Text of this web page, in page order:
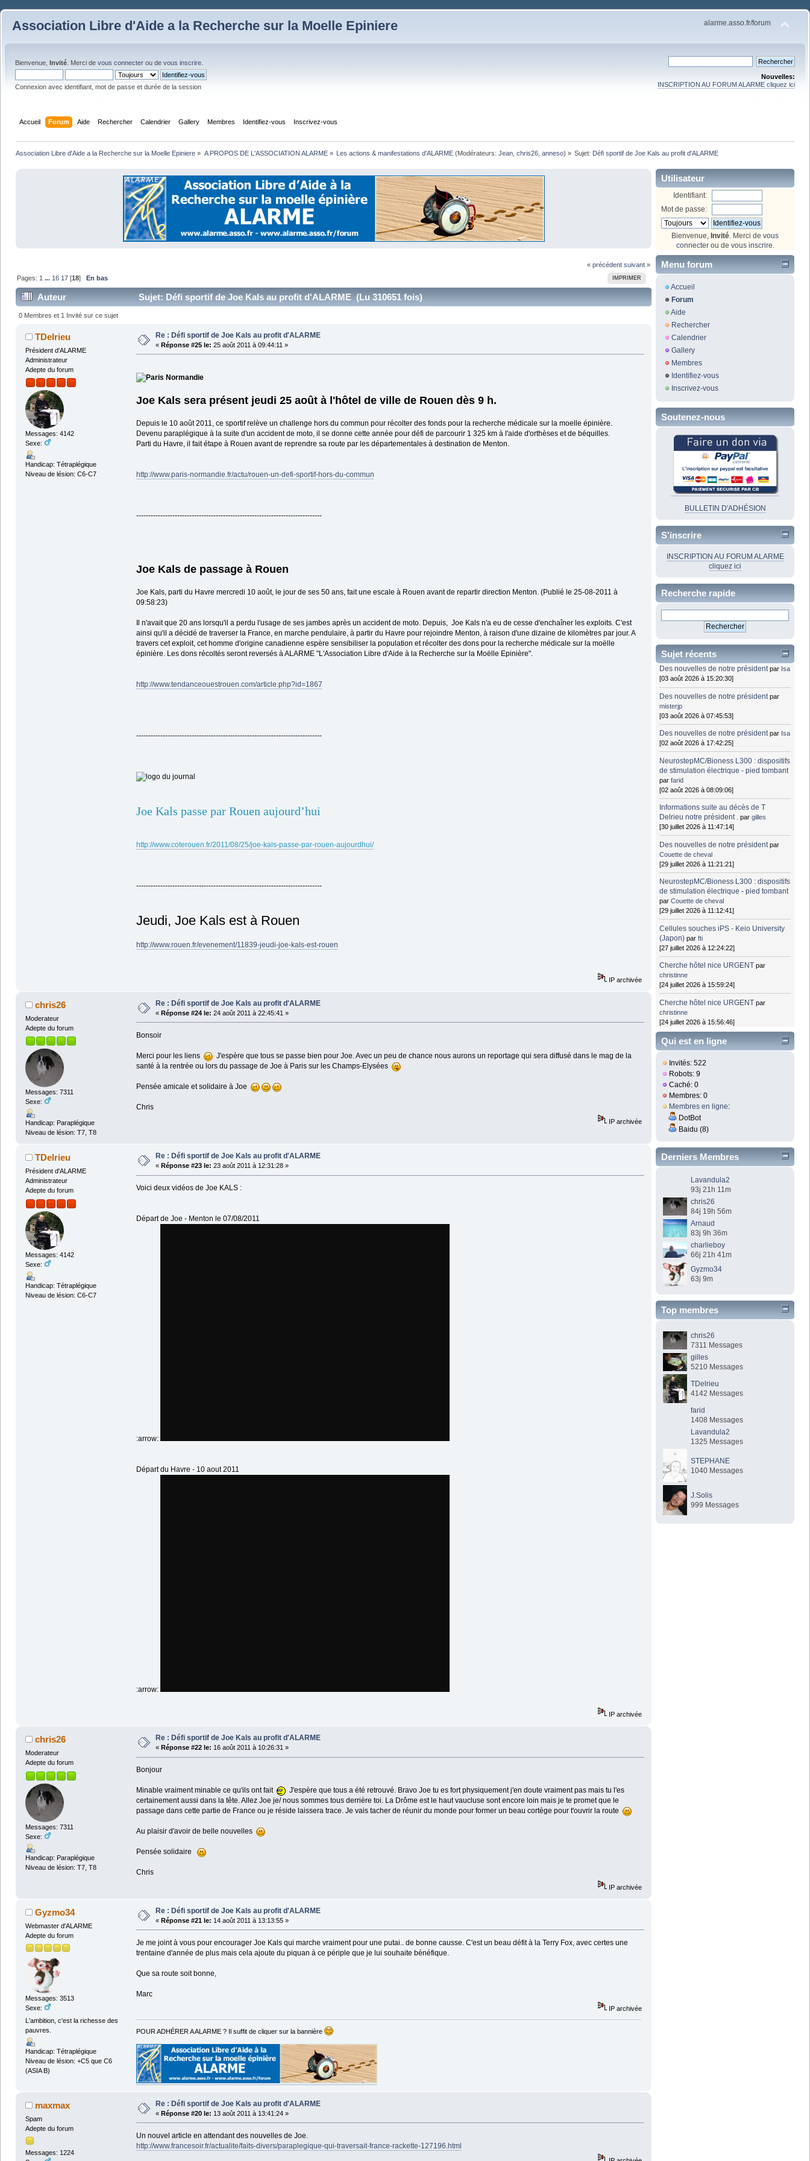
Association Libre d'Aide a la Recherche sur la Moelle Epiniere alarme.asso.fr/forum
Bienvenue, Invité . Merci de vous connecter ou de vous inscrire
Connexion avec identifiant, mot de passe et durée de la session
Nouvelles:
INSCRIPTION AU FORUM ALARME cliquez ici
Accueil Forum Aide Rechercher Calendrier Gallery Membres Identifiez-vous Inscrivez-vous
Association Libre d'Aide a la Recherche sur la Moelle Epiniere » A PROPOS DE L'ASSOCIATION ALARME» Les actions & manifestations d'ALARME(Modérateurs: Jean, chris26, anneso) » Sujet: Défi sportif de Joe Kals au profit d'ALARME
« précédent suivant »
IMPRIMER
Pages: 1 ... 16 17 [18] En bas
Auteur Sujet: Défi sportif de Joe Kals au profit d'ALARME (Lu 310651 fois)
0 Membres et 1 Invité sur ce sujet
TDelrieu
Président d'ALARME
Administrateur
Adepte du forum
Messages: 4142
Sexe:
Handicap: Tétraplégique
Niveau de lésion: C6-C7
Re : Défi sportif de Joe Kals au profit d'ALARME
« Réponse #25 le: 25 août 2011 à 09:44:11 »
Joe Kals sera présent jeudi 25 août à l'hôtel de ville de Rouen dès 9 h.
Depuis le 10 août 2011, ce sportif relève un challenge hors du commun pour récolter des fonds pour la recherche médicale sur la moelle épinière.
Devenu paraplégique à la suite d'un accident de moto, il se donne cette année pour défi de parcourir 1 325 km à l'aide d'orthèses et de béquilles.
Parti du Havre, il fait étape à Rouen avant de reprendre sa route par les départementales à destination de Menton.
http://www.paris-normandie.fr/actu/rouen-un-defi-sportif-hors-du-commun
-----------------------------------------------------------------------------
Joe Kals de passage à Rouen
Joe Kals, parti du Havre mercredi 10 août, le jour de ses 50 ans, fait une escale à Rouen avant de repartir direction Menton. (Publié le 25-08-2011 à
09:58:23)
Il n'avait que 20 ans lorsqu'il a perdu l'usage de ses jambes après un accident de moto. Depuis, Joe Kals n'a eu de cesse d'enchaîner les exploits. C'est
ainsi qu'il a décidé de traverser la France, en marche pendulaire, à partir du Havre pour rejoindre Menton, à raison d'une dizaine de kilomètres par jour. A
travers cet exploit, cet homme d'origine canadienne espère sensibiliser la population et récolter des dons pour la recherche médicale sur la moëlle
épinière. Les dons récoltés seront reversés à ALARME "L'Association Libre d'Aide à la Recherche sur la Moëlle Epinière".
http://www.tendanceouestrouen.com/article.php?id=1867
-----------------------------------------------------------------------------
Joe Kals passe par Rouen aujourd’hui
http://www.coterouen.fr/2011/08/25/joe-kals-passe-par-rouen-aujourdhui/
-----------------------------------------------------------------------------
Jeudi, Joe Kals est à Rouen
http://www.rouen.fr/evenement/11839-jeudi-joe-kals-est-rouen
IP archivée
chris26
Moderateur
Adepte du forum
Messages: 7311
Sexe:
Handicap: Paraplégique
Niveau de lésion: T7, T8
Re : Défi sportif de Joe Kals au profit d'ALARME
« Réponse #24 le: 24 août 2011 à 22:45:41 »
Bonsoir
Merci pour les liens
J'espère que tous se passe bien pour Joe. Avec un peu de chance nous aurons un reportage qui sera diffusé dans le mag de la
santé à la rentrée ou lors du passage de Joe à Paris sur les Champs-Elysées
Pensée amicale et solidaire à Joe
Chris
IP archivée
TDelrieu
Président d'ALARME
Administrateur
Adepte du forum
Messages: 4142
Sexe:
Handicap: Tétraplégique
Niveau de lésion: C6-C7
Re : Défi sportif de Joe Kals au profit d'ALARME
« Réponse #23 le: 23 août 2011 à 12:31:28 »
Voici deux vidéos de Joe KALS :
Départ de Joe - Menton le 07/08/2011
:arrow:
Départ du Havre - 10 aout 2011
:arrow:
IP archivée
chris26
Moderateur
Adepte du forum
Messages: 7311
Sexe:
Handicap: Paraplégique
Niveau de lésion: T7, T8
Re : Défi sportif de Joe Kals au profit d'ALARME
« Réponse #22 le: 16 août 2011 à 10:26:31 »
Bonjour
Minable vraiment minable ce qu'ils ont fait
J'espère que tous a été retrouvé. Bravo Joe tu es fort physiquement j'en doute vraiment pas mais tu l'es
certainement aussi dans la tête. Allez Joe je/ nous sommes tous derrière toi. La Drôme est le haut vaucluse sont encore loin mais je te promet que le
passage dans cette partie de France ou je réside laissera trace. Je vais tacher de réunir du monde pour former un beau cortège pour t'ouvrir la route
Au plaisir d'avoir de belle nouvelles
Pensée solidaire
Chris
IP archivée
Gyzmo34
Webmaster d'ALARME
Adepte du forum
Messages: 3513
Sexe:
L'ambition, c'est la richesse des
pauvres.
Handicap: Tétraplégique
Niveau de lésion: +C5 que C6
(ASIA B)
Re : Défi sportif de Joe Kals au profit d'ALARME
« Réponse #21 le: 14 août 2011 à 13:13:55 »
Je me joint à vous pour encourager Joe Kals qui marche vraiment pour une putai.. de bonne causse. C'est un beau défit à la Terry Fox, avec certes une
trentaine d'année de plus mais cela ajoute du piquan à ce périple que je lui souhaite bénéfique.
Que sa route soit bonne,
Marc
IP archivée
POUR ADHÉRER A ALARME ? Il suffit de cliquer sur la bannière
maxmax
Spam
Adepte du forum
Messages: 1224
Re : Défi sportif de Joe Kals au profit d'ALARME
« Réponse #20 le: 13 août 2011 à 13:41:24 »
Un nouvel article en attendant des nouvelles de Joe.
http://www.francesoir.fr/actualite/faits-divers/paraplegique-qui-traversait-france-rackette-127196.html
Utilisateur
Identifiant:
Mot de passe:
Bienvenue, Invité . Merci de vous
connecterou de vous inscrire
Menu forum
Accueil
Forum
Aide
Rechercher
Calendrier
Gallery
Membres
Identifiez-vous
Inscrivez-vous
Soutenez-nous
BULLETIN D'ADHÉSION
S'inscrire
INSCRIPTION AU FORUM ALARME
cliquez ici
Recherche rapide
Sujet récents
Des nouvelles de notre président par Isa
[03 août 2026 à 15:20:30]
Des nouvelles de notre président par
misterjp
[03 août 2026 à 07:45:53]
Des nouvelles de notre président par Isa
[02 août 2026 à 17:42:25]
NeurostepMC/Bioness L300 : dispositifs
de stimulation électrique - pied tombant
parfarid
[02 août 2026 à 08:09:06]
Informations suite au décès de T
Delrieu notre président . pargilles
[30 juillet 2026 à 11:47:14]
Des nouvelles de notre président par
Couette de cheval
[29 juillet 2026 à 11:21:21]
NeurostepMC/Bioness L300 : dispositifs
de stimulation électrique - pied tombant
parCouette de cheval
[29 juillet 2026 à 11:12:41]
Cellules souches iPS - Keio University
(Japon) parfti
[27 juillet 2026 à 12:24:22]
Cherche hôtel nice URGENT par
christinne
[24 juillet 2026 à 15:59:24]
Cherche hôtel nice URGENT par
christinne
[24 juillet 2026 à 15:56:46]
Qui est en ligne
Invités: 522
Robots: 9
Caché: 0
Membres: 0
Membres en ligne:
DotBot
Baidu (8)
Derniers Membres
Lavandula2
93j 21h 11m
chris26
84j 19h 56m
Arnaud
83j 9h 36m
charlieboy
66j 21h 41m
Gyzmo34
63j 9m
Top membres
chris26
7311 Messages
gilles
5210 Messages
TDelrieu
4142 Messages
farid
1408 Messages
Lavandula2
1325 Messages
STEPHANE
1040 Messages
J.Solis
999 Messages